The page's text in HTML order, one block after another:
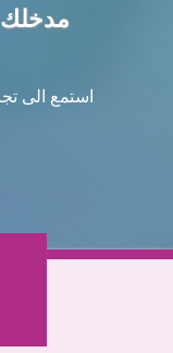
مدخلك
استمع الى